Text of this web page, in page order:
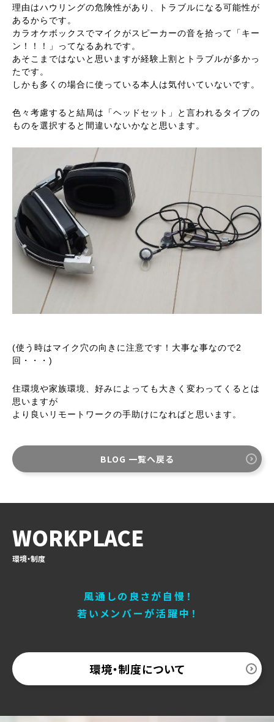
理由はハウリングの危険性があり、トラブルになる可能性が
あるからです。
カラオケボックスでマイクがスピーカーの音を拾って「キー
ン！！！」ってなるあれです。
あそこまではないと思いますが経験上割とトラブルが多かっ
たです。
しかも多くの場合に使っている本人は気付いていないです。
色々考慮すると結局は「ヘッドセット」と言われるタイプの
ものを選択すると間違いないかなと思います。
(使う時はマイク穴の向きに注意です！大事な事なので2
回・・・)
住環境や家族環境、好みによっても大きく変わってくるとは
思いますが
より良いリモートワークの手助けになればと思います。
BLOG 一覧へ戻る
WORKPLACE
環境・制度
風通しの良さが自慢！
若いメンバーが活躍中！
環境・制度について